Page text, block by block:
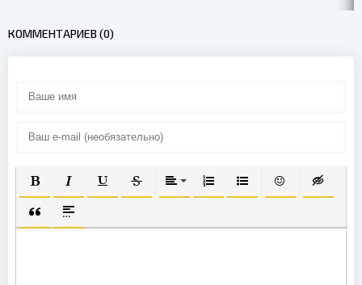
КОММЕНТАРИЕВ (0)
ПОЛУЖИРНЫЙ
КУРСИВПОДЧЕРКНУТЫЙ
ЗАЧЕРКНУТЫЙВЫРАВНИВАНИЕ
НУМЕРОВАННЫЙ СПИСОК
МАРКИРОВАННЫЙ
ВСТАВИТЬВСТАВКА
ВСТАВКА ЦИТАТЫ
ВСТАВКА СПОЙЛЕРА